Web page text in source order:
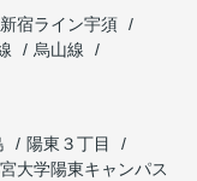
宿ライン宇須
烏山線
陽東３丁目
大学陽東キャンパス